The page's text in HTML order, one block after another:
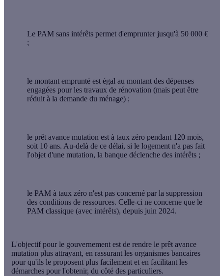
Le PAM sans intérêts permet d'emprunter jusqu'à 50 000 €
;
le montant emprunté est égal au montant des dépenses
engagées pour les travaux de rénovation (mais peut être
réduit à la demande du ménage) ;
le prêt avance mutation est à taux zéro pendant 120 mois,
soit 10 ans. Au-delà de ce délai, si le logement n'a pas fait
l'objet d'une mutation, la banque déclenche des intérêts ;
le PAM à taux zéro n'est pas concerné par la suppression
des conditions de ressources. Celle-ci ne concerne que le
PAM classique (avec intérêts), depuis juin 2024.
L'objectif pour le gouvernement est de rendre le prêt avance
mutation plus attrayant, en rassurant les organismes bancaires
pour qu'ils le proposent plus facilement et en facilitant les
démarches pour l'obtenir, du côté des particuliers.